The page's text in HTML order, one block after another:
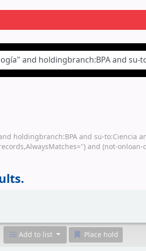
holdingbranch:BPA and su-to:Ciencia
and (not-
Add to list Place hold